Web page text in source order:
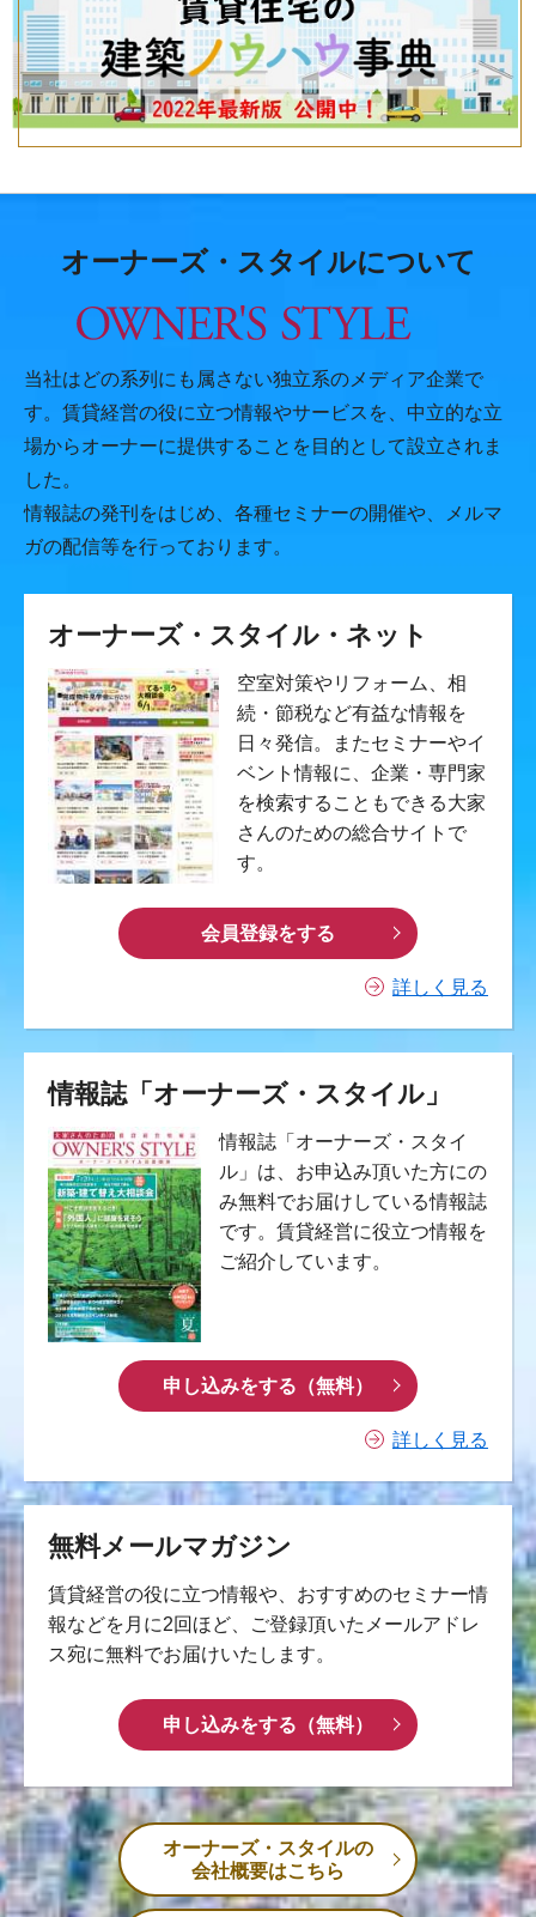
オーナーズ・スタイルについて
当社はどの系列にも属さない独立系のメディア企業で
す。賃貸経営の役に立つ情報やサービスを、中立的な立
場からオーナーに提供することを目的として設立されま
した。
情報誌の発刊をはじめ、各種セミナーの開催や、メルマ
ガの配信等を行っております。
オーナーズ・スタイル・ネット
空室対策やリフォーム、相
続・節税など有益な情報を
日々発信。またセミナーやイ
ベント情報に、企業・専門家
を検索することもできる大家
さんのための総合サイトで
す。
会員登録をする
詳しく見る
情報誌「オーナーズ・スタイル」
情報誌「オーナーズ・スタイ
ル」は、お申込み頂いた方にの
み無料でお届けしている情報誌
です。賃貸経営に役立つ情報を
ご紹介しています。
申し込みをする（無料）
詳しく見る
無料メールマガジン
賃貸経営の役に立つ情報や、おすすめのセミナー情
報などを月に2回ほど、ご登録頂いたメールアドレ
ス宛に無料でお届けいたします。
申し込みをする（無料）
オーナーズ・スタイルの
会社概要はこちら